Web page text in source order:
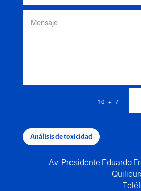
10 + 7 =
Análisis de toxicidad
Av. Presidente Eduardo